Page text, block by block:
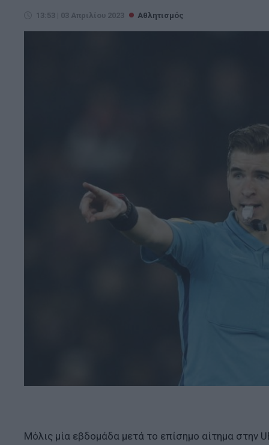
13:53 | 03 Απριλίου 2023 Αθλητισμός
Mόλις μία εβδομάδα μετά το επίσημο αίτημα στην